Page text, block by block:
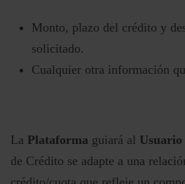
Monto, plazo del crédito y
solicitado.
Cualquier otra información
La Plataforma guiará al Usuario
de Crédito se adapte a una